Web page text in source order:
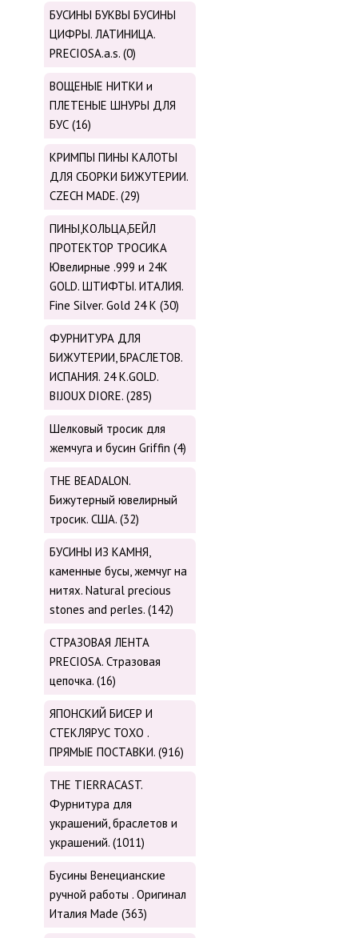
БУСИНЫ БУКВЫ БУСИНЫ
ЦИФРЫ. ЛАТИНИЦА.
PRECIOSA.a.s. (0)
ВОЩЕНЫЕ НИТКИ и
ПЛЕТЕНЫЕ ШНУРЫ ДЛЯ
БУС (16)
КРИМПЫ ПИНЫ КАЛОТЫ
ДЛЯ СБОРКИ БИЖУТЕРИИ.
CZECH MADE. (29)
ПИНЫ,КОЛЬЦА,БЕЙЛ
ПРОТЕКТОР ТРОСИКА
Ювелирные .999 и 24К
GOLD. ШТИФТЫ. ИТАЛИЯ.
Fine Silver. Gold 24 K (30)
ФУРНИТУРА ДЛЯ
БИЖУТЕРИИ, БРАСЛЕТОВ.
ИСПАНИЯ. 24 K.GOLD.
BIJOUX DIORE. (285)
Шелковый тросик для
жемчуга и бусин Griffin (4)
THE BEADALON.
Бижутерный ювелирный
тросик. США. (32)
БУСИНЫ ИЗ КАМНЯ,
каменные бусы, жемчуг на
нитях. Natural precious
stones and perles. (142)
СТРАЗОВАЯ ЛЕНТА
PRECIOSA. Стразовая
цепочка. (16)
ЯПОНСКИЙ БИСЕР И
СТЕКЛЯРУС TOХО .
ПРЯМЫЕ ПОСТАВКИ. (916)
THE TIERRACAST.
Фурнитура для
украшений, браслетов и
украшений. (1011)
Бусины Венецианские
ручной работы . Оригинал
Италия Made (363)